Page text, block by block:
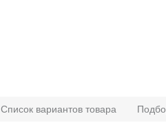
Список вариантов товара